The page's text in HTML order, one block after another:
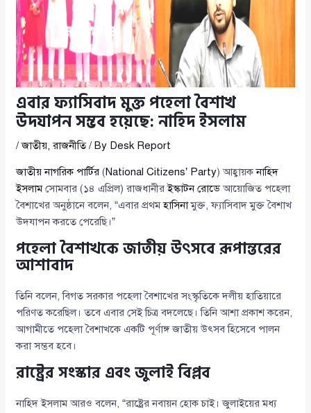
এবার ফ্যাসিবাদ মুক্ত পহেলা বৈশাখ
উদযাপন সম্ভব হয়েছে: নাহিদ ইসলাম
/জাতীয়,রাজনীতি/ By Desk Report
জাতীয় নাগরিক পার্টির (National Citizens’ Party) আহ্বায়কনাহিদ
ইসলামসোমবার (১৪ এপ্রিল) রাজধানীরইস্কাটন রোডেআয়োজিত পহেলা
বৈশাখের অনুষ্ঠানে বলেন, “এবার প্রথমহাসিনামুক্ত, ফ্যাসিবাদ মুক্ত বৈশাখ
উদযাপন করতে পেরেছি।”
পহেলা বৈশাখকে জাতীয় উৎসবে রূপান্তরের
আশাবাদ
তিনি বলেন, বিগত সরকার পহেলা বৈশাখের সংস্কৃতিকে দলীয় হাতিয়ারে
পরিণত করেছিল। তবে এবার সেই চিত্র বদলেছে। তিনি আশা প্রকাশ করেন,
আগামীতে পহেলা বৈশাখকে একটি পূর্ণাঙ্গ জাতীয় উৎসব হিসেবে পালন
করা সম্ভব হবে।
রাষ্ট্রের সংস্কার এবং জুলাই বিপ্লব
নাহিদ ইসলাম আরও বলেন, “রাষ্ট্রের নবায়ন হোক চাই। জুলাইয়ের মধ্য